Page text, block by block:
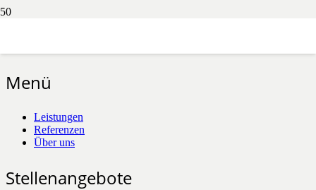
Menü
Leistungen
Referenzen
Über uns
Stellenangebote